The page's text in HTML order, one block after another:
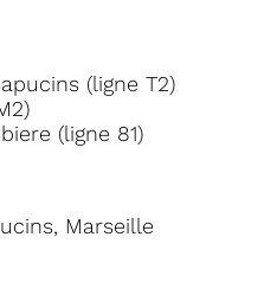
(ligne T2)
(ligne 81)
Marseille